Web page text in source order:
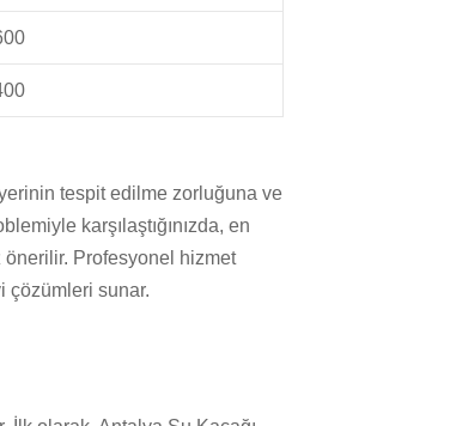
tespit edilme zorluğuna ve
karşılaştığınızda, en
Profesyonel hizmet
çözümleri sunar.